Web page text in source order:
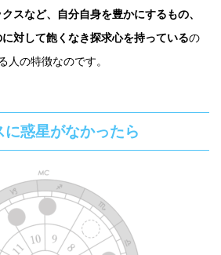
スなど、自分自身を豊かにするもの、
対して飽くなき探求心を持っているの
人の特徴なのです。
に惑星がなかったら